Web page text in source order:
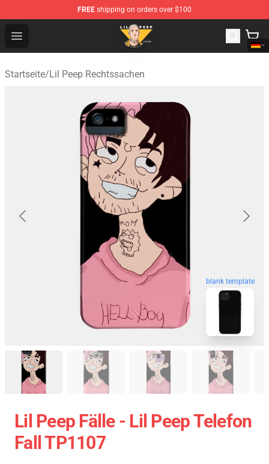
FREE shipping on orders over $100
Open menu
Lil Peep Store - Official Lil Peep Merchandise Shop
Startseite/Lil Peep Rechtssachen
blank template
Lil Peep Fälle - Lil Peep Telefon
Fall TP1107